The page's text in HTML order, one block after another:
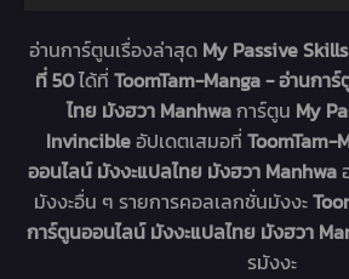
อ่านการ์ตูนเรื่องล่าสุด My Passive
ที่ 50ได้ที่ ToomTam-Manga - อ่านกา
ไทย มังฮวา Manhwaการ์ตูน My
Invincibleอัปเดตเสมอที่ ToomTam-
ออนไลน์ มังงะแปลไทย มังฮวา Manhwa
มังงะอื่น ๆ รายการคอลเลกชั่นมังงะ
การ์ตูนออนไลน์ มังงะแปลไทย มังฮวา
รมังงะ